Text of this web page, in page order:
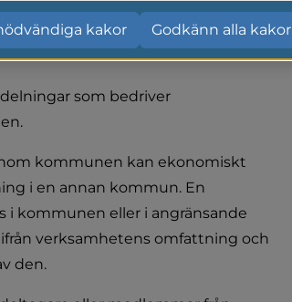
som bedriver
kommunen kan ekonomiskt
i en annan kommun. En
kommunen eller i angränsande
verksamhetens omfattning och
den.
kakor Godkänn alla kakor